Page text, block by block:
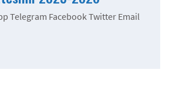
Telegram Facebook Twitter Email